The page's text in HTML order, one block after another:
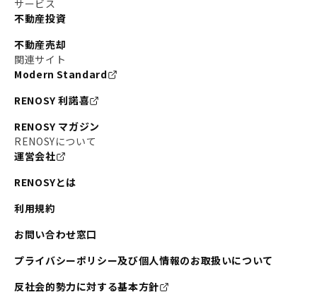
サービス
不動産投資
不動産売却
関連サイト
Modern Standard
RENOSY 利諾喜
RENOSY マガジン
RENOSYについて
運営会社
RENOSYとは
利用規約
お問い合わせ窓口
プライバシーポリシー及び個人情報のお取扱いについて
反社会的勢力に対する基本方針